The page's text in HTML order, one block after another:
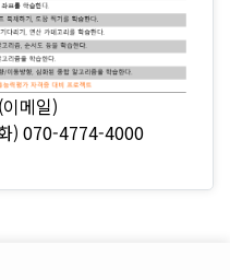
메일)
) 070-4774-4000